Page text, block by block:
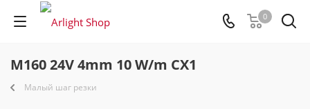
0
M160 24V 4mm 10 W/m CX1
Малый шаг резки